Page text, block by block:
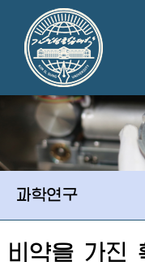
과학연구
비약을 가진